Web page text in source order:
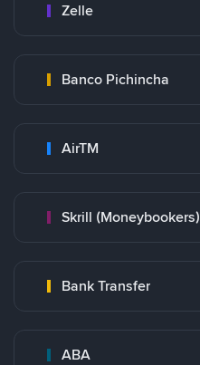
Zelle
Banco Pichincha
AirTM
Skrill (Moneybookers)
Bank Transfer
ABA